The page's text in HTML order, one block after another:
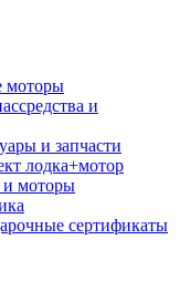
моторы
и
и запчасти
лодка+мотор
моторы
сертификаты